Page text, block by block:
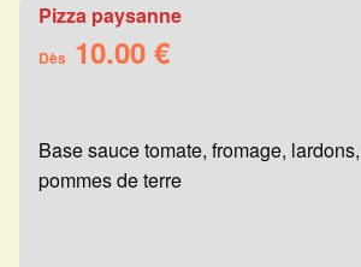
Pizza paysanne
Dès 10.00 €
Base sauce tomate, fromage,
pommes de terre